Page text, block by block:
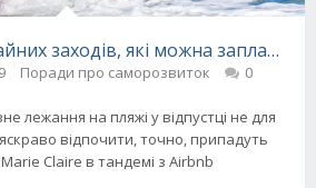
заходів, які можна
Поради про саморозвиток 0
лежання на пляжі у відпустці не для
яскраво відпочити, точно, припадуть
Claire в тандемі з Airbnb